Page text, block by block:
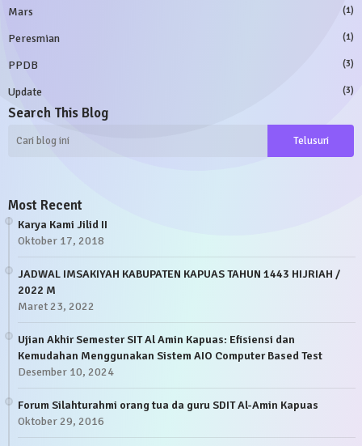
Mars (1)
Peresmian (1)
PPDB (3)
Update (3)
Search This Blog
Most Recent
Karya Kami Jilid II
Oktober 17, 2018
JADWAL IMSAKIYAH KABUPATEN KAPUAS TAHUN 1443 HIJRIAH /
2022 M
Maret 23, 2022
Ujian Akhir Semester SIT Al Amin Kapuas: Efisiensi dan
Kemudahan Menggunakan Sistem AIO Computer Based Test
Desember 10, 2024
Forum Silahturahmi orang tua da guru SDIT Al-Amin Kapuas
Oktober 29, 2016